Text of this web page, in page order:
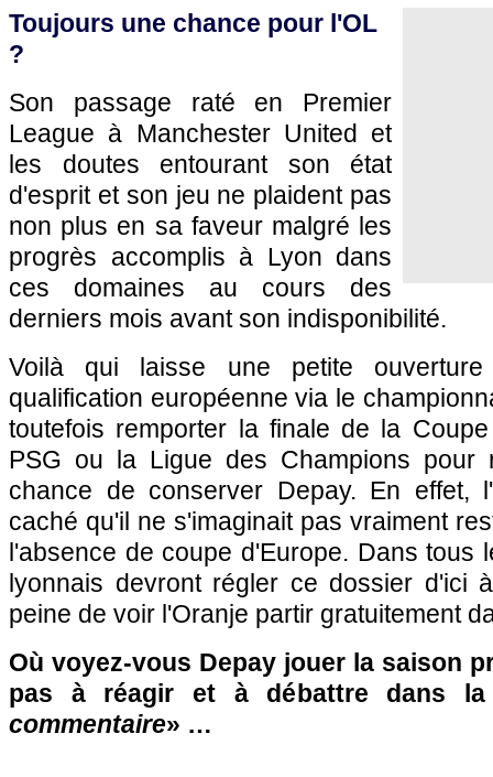
Toujours une chance pour l'OL
?
Son passage raté en Premier
League à Manchester United et
les doutes entourant son état
d'esprit et son jeu ne plaident pas
non plus en sa faveur malgré les
progrès accomplis à Lyon dans
ces domaines au cours des
derniers mois avant son indisponibilité.
Voilà qui laisse une petite
qualification européenne via le
toutefois remporter la finale de la
PSG ou la Ligue des Champions pour
chance de conserver Depay. En effet,
caché qu'il ne s'imaginait pas vraiment
l'absence de coupe d'Europe. Dans tous
lyonnais devront régler ce dossier d'ici
peine de voir l'Oranje partir gratuitement
Où voyez-vous Depay jouer la saison
pas à réagir et à débattre dans
commentaire» …